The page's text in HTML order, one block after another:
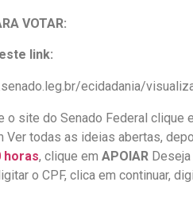
VOTAR:
link:
ecidadania/
o site do Senado Federal clique
Ver todas as ideias abertas,
horas, clique em APOIAR
o CPF, clica em continuar,